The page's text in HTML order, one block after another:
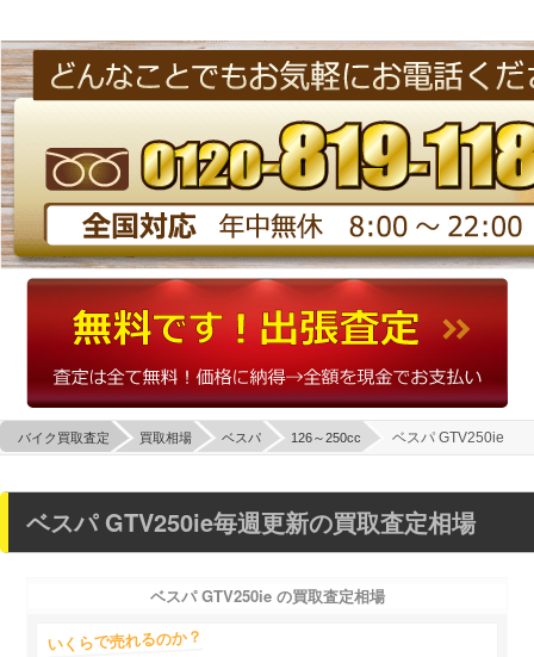
バイク買取査定 買取相場 ベスパ 126～250cc ベスパ GTV250ie
ベスパ GTV250ie毎週更新の買取査定相場
ベスパ GTV250ie の買取査定相場
いくらで売れるのか？